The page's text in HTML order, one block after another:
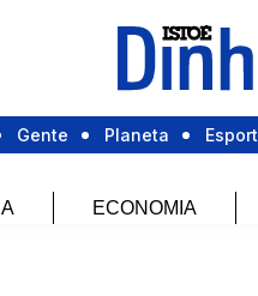
Gente Planeta
ECONOMIA